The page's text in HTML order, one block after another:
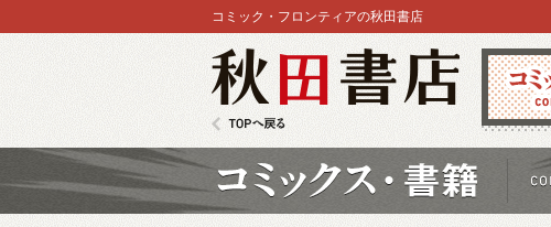
コミック
コミック・フロンティアの秋田書店